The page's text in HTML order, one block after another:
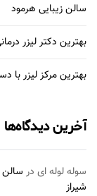
سالن زیبایی هرمود
بهترین دکتر لیزر
بهترین مرکز لیزر با
آخرین دیدگاه‌ها
سوله لوله ای در سالن
شیراز